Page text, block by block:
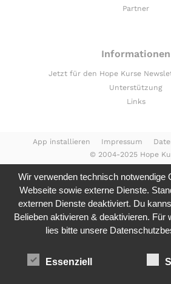
Partner
Informationen
Jetzt für den Hope Kurse
Unterstützung
Links
© 2004-2025 Hope
App installieren Impressum
Wir verwenden technisch notwendige
Webseite sowie externe Dienste.
externen Dienste deaktiviert. Du
Belieben aktivieren & deaktivieren. Für
lies bitte unsere
Essenziell